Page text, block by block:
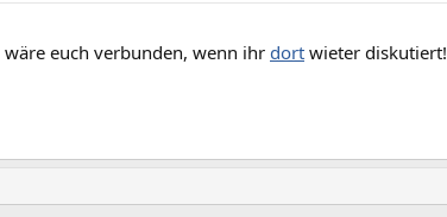
euch verbunden, wenn ihr dort wieter diskutiert!